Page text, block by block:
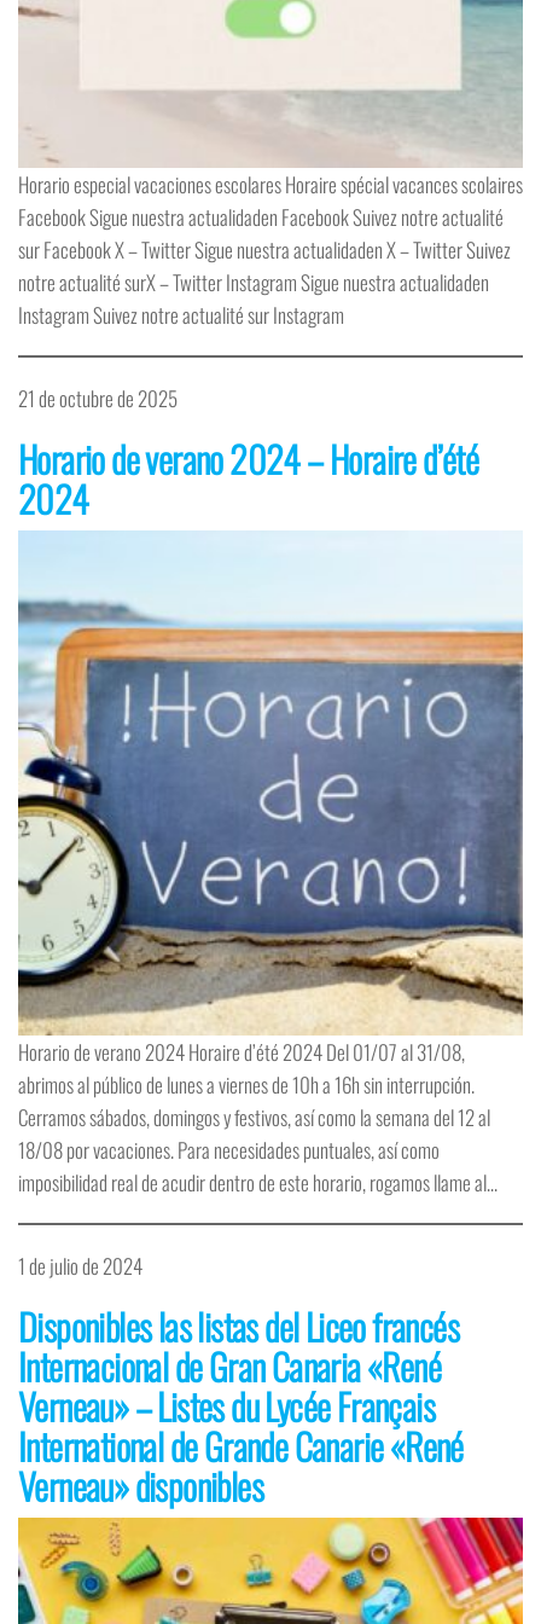
Horario especial vacaciones escolares Horaire spécial vacances scolaires
Facebook Sigue nuestra actualidaden Facebook Suivez notre actualité
sur Facebook X – Twitter Sigue nuestra actualidaden X – Twitter Suivez
notre actualité surX – Twitter Instagram Sigue nuestra actualidaden
Instagram Suivez notre actualité sur Instagram
21 de octubre de 2025
Horario de verano 2024 – Horaire d’été
2024
Horario de verano 2024 Horaire d’été 2024 Del 01/07 al 31/08,
abrimos al público de lunes a viernes de 10h a 16h sin interrupción.
Cerramos sábados, domingos y festivos, así como la semana del 12 al
18/08 por vacaciones. Para necesidades puntuales, así como
imposibilidad real de acudir dentro de este horario, rogamos llame al…
1 de julio de 2024
Disponibles las listas del Liceo francés
Internacional de Gran Canaria «René
Verneau» – Listes du Lycée Français
International de Grande Canarie «René
Verneau» disponibles